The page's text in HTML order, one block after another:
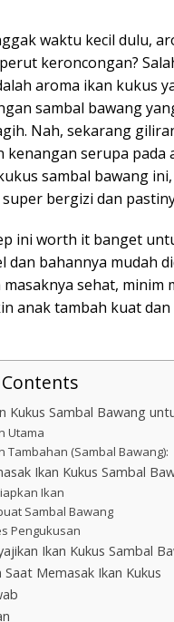
waktu kecil dulu,
keroncongan?
aroma ikan kukus
sambal bawang
Nah, sekarang
kenangan serupa pada
sambal bawang
bergizi dan
ini worth it banget
dan bahannya mudah
sehat, minim
anak tambah kuat dan
Kukus Sambal Bawang
Utama
Tambahan (Sambal Bawang):
Ikan Kukus Sambal
Ikan
Sambal Bawang
Pengukusan
Ikan Kukus Sambal
Saat Memasak Ikan Kukus